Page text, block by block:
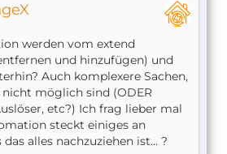
werden vom extend
und hinzufügen) und
Auch komplexere Sachen,
nicht möglich sind (ODER
etc?) Ich frag lieber mal
steckt einiges an
alles nachzuziehen ist... ?